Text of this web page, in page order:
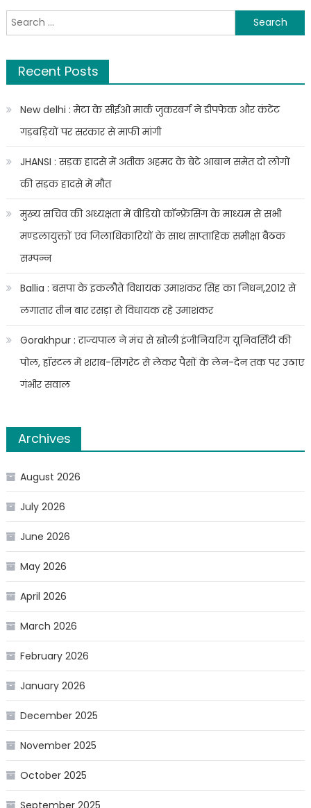
रेस्टोरेंट्स
खोले
हुए
मंदिर
नहीं
Search
for:
Recent Posts
New delhi : मेटा के सीईओ मार्क जुकरबर्ग ने डीपफेक और कंटेंट
गड़बड़ियों पर सरकार से माफी मांगी
JHANSI : सड़क हादसे में अतीक अहमद के बेटे आबान समेत दो लोगों
की सड़क हादसे में मौत
मुख्य सचिव की अध्यक्षता में वीडियो कॉन्फ्रेंसिंग के माध्यम से सभी
मण्डलायुक्तों एवं जिलाधिकारियों के साथ साप्ताहिक समीक्षा बैठक
सम्पन्न
Ballia : बसपा के इकलौते विधायक उमाशंकर सिंह का निधन,2012 से
लगातार तीन बार रसड़ा से विधायक रहे उमाशंकर
Gorakhpur : राज्यपाल ने मंच से खोली इंजीनियरिंग यूनिवर्सिटी की
पोल, हॉस्टल में शराब-सिगरेट से लेकर पैसों के लेन-देन तक पर उठाए
गंभीर सवाल
Archives
August 2026
July 2026
June 2026
May 2026
April 2026
March 2026
February 2026
January 2026
December 2025
November 2025
October 2025
September 2025